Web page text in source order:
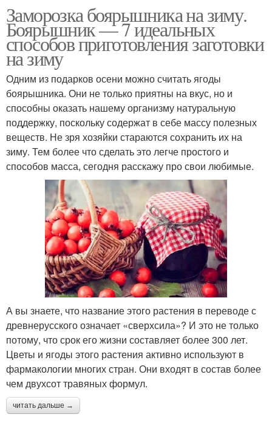
Заморозка боярышника на зиму.
Боярышник — 7 идеальных
способов приготовления заготовки
на зиму
Одним из подарков осени можно считать ягоды
боярышника. Они не только приятны на вкус, но и
способны оказать нашему организму натуральную
поддержку, поскольку содержат в себе массу полезных
веществ. Не зря хозяйки стараются сохранить их на
зиму. Тем более что сделать это легче простого и
способов масса, сегодня расскажу про свои любимые.
А вы знаете, что название этого растения в переводе с
древнерусского означает «сверхсила»? И это не только
потому, что срок его жизни составляет более 300 лет.
Цветы и ягоды этого растения активно используют в
фармакологии многих стран. Они входят в состав более
чем двухсот травяных формул.
читать дальше →